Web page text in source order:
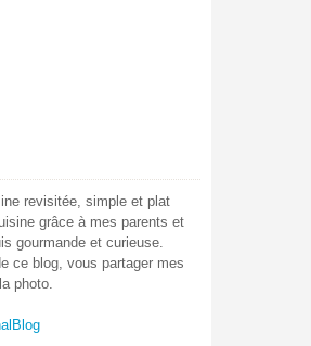
revisitée, simple et plat
grâce à mes parents et
gourmande et curieuse.
ce blog, vous partager mes
photo.